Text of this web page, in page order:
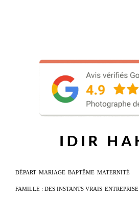
DÉPART MARIAGE BAPTÊME MATERNITÉ
FAMILLE : DES INSTANTS VRAIS ENTREPRISE